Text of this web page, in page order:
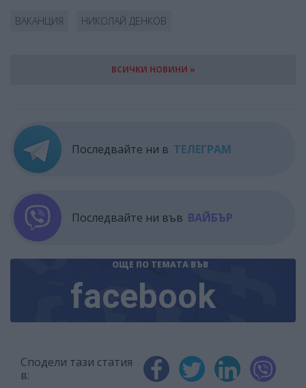
ВАКАНЦИЯ НИКОЛАЙ ДЕНКОВ
ВСИЧКИ НОВИНИ »
Последвайте ни в ТЕЛЕГРАМ
Последвайте ни във ВАЙБЪР
ОЩЕ ПО ТЕМАТА ВЪВ
facebook
Сподели тази статия
в: